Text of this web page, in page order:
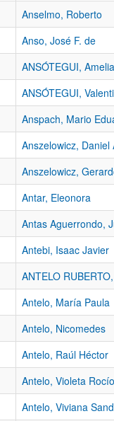
Anselmo, Roberto
Anso, José F. de
ANSÓTEGUI, Amelia
ANSÓTEGUI,
Anspach, Mario
Anszelowicz, Daniel
Anszelowicz,
Antar, Eleonora
Antas Aguerrondo,
Antebi, Isaac Javier
ANTELO
Antelo, María Paula
Antelo, Nicomedes
Antelo, Raúl Héctor
Antelo, Violeta Rocío
Antelo, Viviana